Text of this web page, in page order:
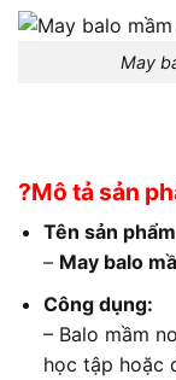
May
?Mô tả sản
Tên sản
– May balo
Công dụng:
– Balo mầm
học tập hoặc